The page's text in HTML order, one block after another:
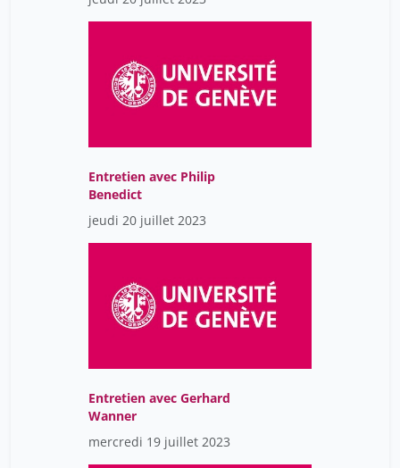
Entretien avec Philip
Benedict
jeudi 20 juillet 2023
Entretien avec Gerhard
Wanner
mercredi 19 juillet 2023